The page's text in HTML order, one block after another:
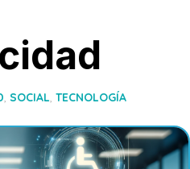
, SOCIAL, TECNOLOGÍA